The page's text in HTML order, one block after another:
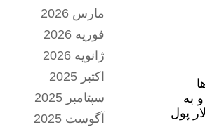
به
دلار، و همچنین ۱.۷ میلیارد دلار پول
مارس 2026
فوریه 2026
ژانویه 2026
اکتبر 2025
سپتامبر 2025
آگوست 2025